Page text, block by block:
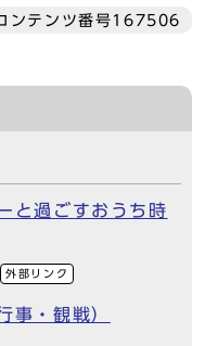
ンテンツ番号167506
と過ごすおうち時
外部リンク
事・観戦）